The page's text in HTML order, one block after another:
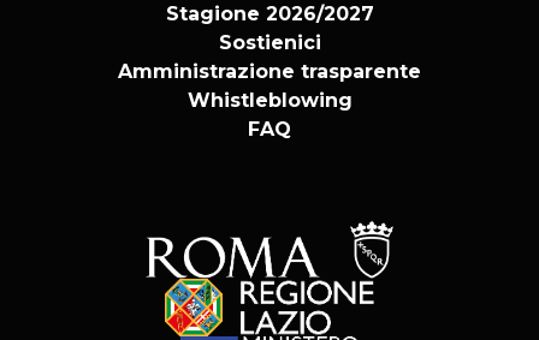
Stagione 2026/2027
Sostienici
Amministrazione trasparente
Whistleblowing
FAQ